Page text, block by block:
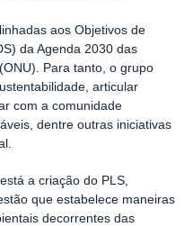
aos Objetivos de
da Agenda 2030 das
Para tanto, o grupo
articular
com a comunidade
dentre outras iniciativas
a criação do PLS,
que estabelece maneiras
decorrentes das